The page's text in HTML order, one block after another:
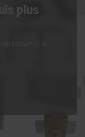
plus
à